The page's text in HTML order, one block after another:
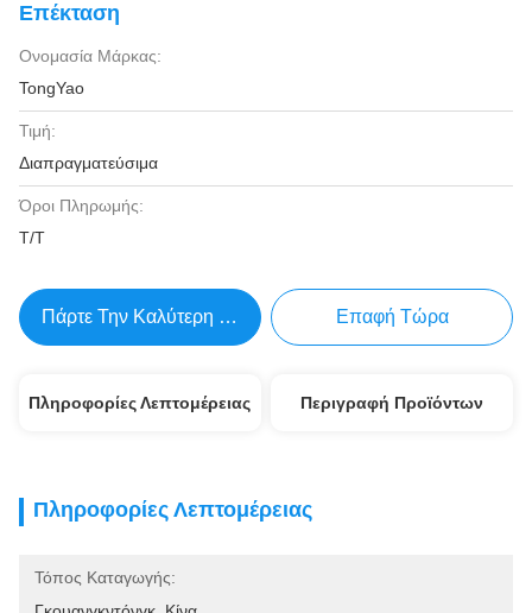
Επέκταση
Ονομασία Μάρκας:
TongYao
Τιμή:
Διαπραγματεύσιμα
Όροι Πληρωμής:
Τ/Τ
Πάρτε Την Καλύτερη Τιμή Επαφή Τώρα
Πληροφορίες Λεπτομέρειας Περιγραφή Προϊόντων
Πληροφορίες Λεπτομέρειας
Τόπος Καταγωγής: